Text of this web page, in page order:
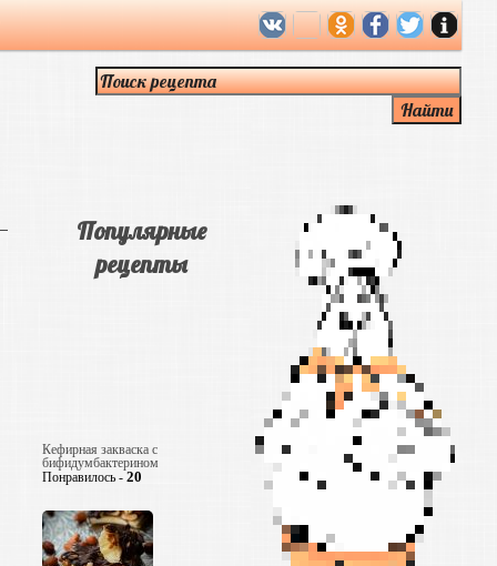
Популярные
рецепты
Кефирная закваска с
бифидумбактерином
Понравилось - 20